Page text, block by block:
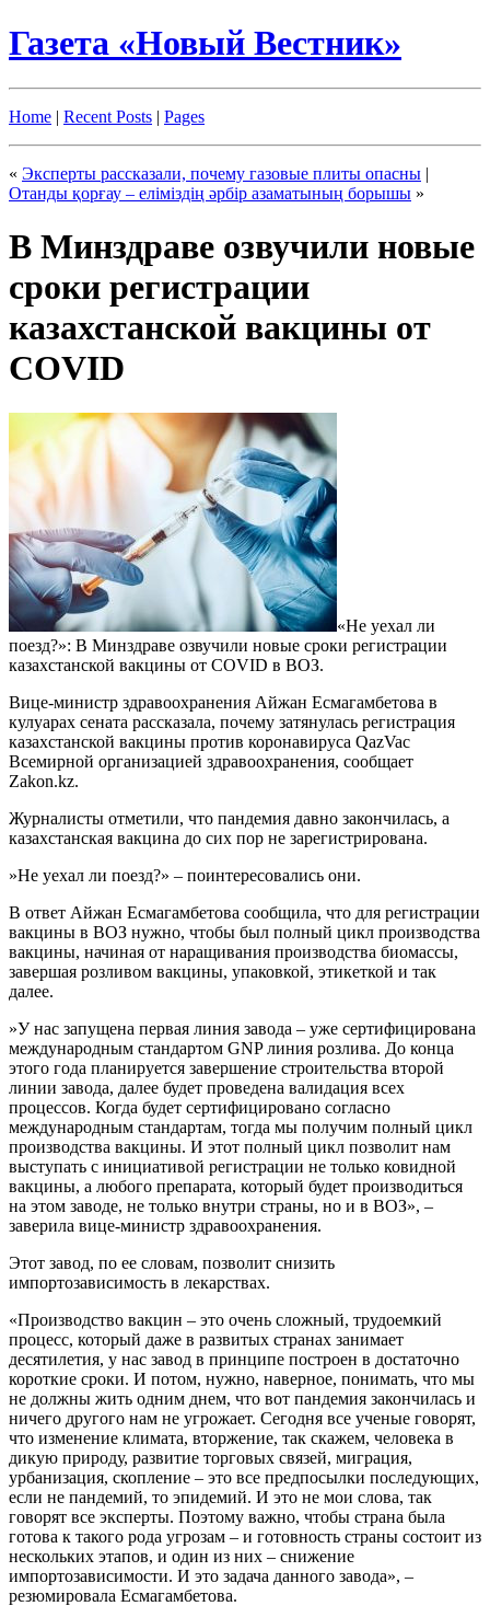
Газета «Новый Вестник»
Home | Recent Posts | Pages
« Эксперты рассказали, почему газовые плиты опасны |
Отанды қорғау – еліміздің әрбір азаматының борышы »
В Минздраве озвучили новые
сроки регистрации
казахстанской вакцины от
COVID
«Не уехал ли
поезд?»: В Минздраве озвучили новые сроки регистрации
казахстанской вакцины от COVID в ВОЗ.⁣
⁣Вице-министр здравоохранения Айжан Есмагамбетова в
кулуарах сената рассказала, почему затянулась регистрация
казахстанской вакцины против коронавируса QazVac
Всемирной организацией здравоохранения, сообщает
Zakon.kz.⁣
⁣Журналисты отметили, что пандемия давно закончилась, а
казахстанская вакцина до сих пор не зарегистрирована.⁣
⁣»Не уехал ли поезд?» – поинтересовались они.⁣
⁣В ответ Айжан Есмагамбетова сообщила, что для регистрации
вакцины в ВОЗ нужно, чтобы был полный цикл производства
вакцины, начиная от наращивания производства биомассы,
завершая розливом вакцины, упаковкой, этикеткой и так
далее.⁣
⁣»У нас запущена первая линия завода – уже сертифицирована
международным стандартом GNP линия розлива. До конца
этого года планируется завершение строительства второй
линии завода, далее будет проведена валидация всех
процессов. Когда будет сертифицировано согласно
международным стандартам, тогда мы получим полный цикл
производства вакцины. И этот полный цикл позволит нам
выступать с инициативой регистрации не только ковидной
вакцины, а любого препарата, который будет производиться
на этом заводе, не только внутри страны, но и в ВОЗ», –
заверила вице-министр здравоохранения.⁣
⁣Этот завод, по ее словам, позволит снизить
импортозависимость в лекарствах.⁣
«Производство вакцин – это очень сложный, трудоемкий
процесс, который даже в развитых странах занимает
десятилетия, у нас завод в принципе построен в достаточно
короткие сроки. И потом, нужно, наверное, понимать, что мы
не должны жить одним днем, что вот пандемия закончилась и
ничего другого нам не угрожает. Сегодня все ученые говорят,
что изменение климата, вторжение, так скажем, человека в
дикую природу, развитие торговых связей, миграция,
урбанизация, скопление – это все предпосылки последующих,
если не пандемий, то эпидемий. И это не мои слова, так
говорят все эксперты. Поэтому важно, чтобы страна была
готова к такого рода угрозам – и готовность страны состоит из
нескольких этапов, и один из них – снижение
импортозависимости. И это задача данного завода», –
резюмировала Есмагамбетова.⁣